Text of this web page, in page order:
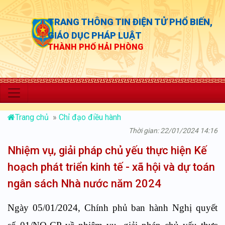
TRANG THÔNG TIN ĐIỆN TỬ PHỔ BIẾN,
GIÁO DỤC PHÁP LUẬT
THÀNH PHỐ HẢI PHÒNG
Trang chủ » Chỉ đạo điều hành
Thời gian: 22/01/2024 14:16
Nhiệm vụ, giải pháp chủ yếu thực hiện Kế
hoạch phát triển kinh tế - xã hội và dự toán
ngân sách Nhà nước năm 2024
Ngày 05/01/2024, Chính phủ ban hành Nghị quyết